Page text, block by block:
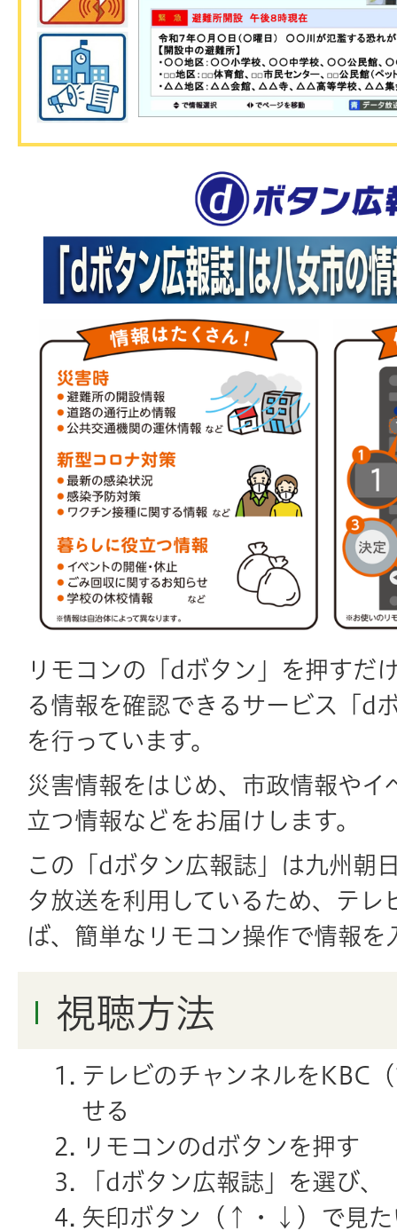
リモコンの「dボタン」を押すだ
る情報を確認できるサービス「d
を行っています。
災害情報をはじめ、市政情報やイ
立つ情報などをお届けします。
この「dボタン広報誌」は九州朝
タ放送を利用しているため、テレ
ば、簡単なリモコン操作で情報を
視聴方法
テレビのチャンネルをKBC
せる
リモコンのdボタンを押す
「dボタン広報誌」を選び
矢印ボタン（↑・↓）で見た